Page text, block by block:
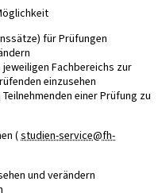
für Prüfungen
Fachbereichs zur
einzusehen
einer Prüfung zu
(studien-service@fh-
und verändern